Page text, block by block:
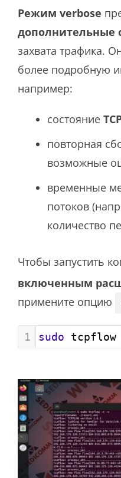
Режим verbose
дополнительные
захвата трафика.
более подробную
например:
состояние
повторная
возможные
временные
потоков
количество
Чтобы запустить
включенным
примените опцию
1 sudo tcpflow